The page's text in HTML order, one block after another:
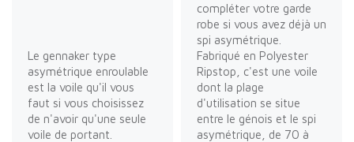
Le gennaker type
asymétrique enroulable
est la voile qu'il vous
faut si vous choisissez
de n'avoir qu'une seule
voile de portant.
compléter votre garde
robe si vous avez déjà un
spi asymétrique.
Fabriqué en Polyester
Ripstop, c'est une voile
dont la plage
d'utilisation se situe
entre le génois et le spi
asymétrique, de 70 à